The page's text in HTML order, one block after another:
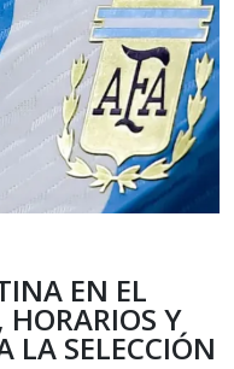
EN EL
Y
LA SELECCIÓN